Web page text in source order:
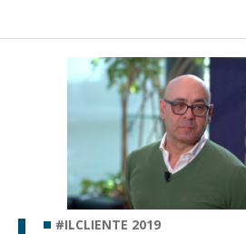
#ILCLIENTE 2019